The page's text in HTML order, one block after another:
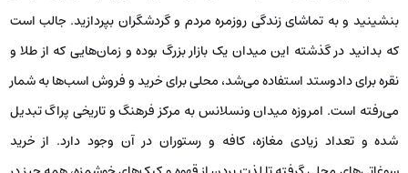
بنشینید و به تماشای زندگی روزمره مردم و گردشگران بپردازید. جالب است
که بدانید در گذشته این میدان یک بازار بزرگ بوده و زمان‌هایی که از طلا و
نقره برای دادوستد استفاده می‌شد، محلی برای خرید و فروش اسب‌ها به شمار
می‌رفته است. امروزه میدان ونسلانس به مرکز فرهنگ و تاریخی پراگ تبدیل
شده و تعداد زیادی مغازه، کافه و رستوران در آن وجود دارد. از خرید